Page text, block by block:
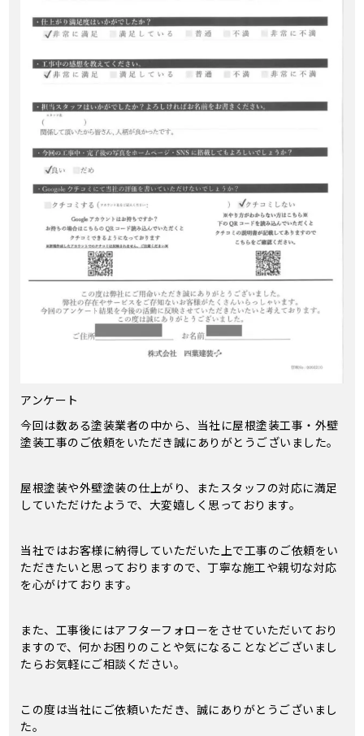
アンケート
今回は数ある塗装業者の中から、当社に屋根塗装工事・外壁
塗装工事のご依頼をいただき誠にありがとうございました。
屋根塗装や外壁塗装の仕上がり、またスタッフの対応に満足
していただけたようで、大変嬉しく思っております。
当社ではお客様に納得していただいた上で工事のご依頼をい
ただきたいと思っておりますので、丁寧な施工や親切な対応
を心がけております。
また、工事後にはアフターフォローをさせていただいており
ますので、何かお困りのことや気になることなどございまし
たらお気軽にご相談ください。
この度は当社にご依頼いただき、誠にありがとうございまし
た。